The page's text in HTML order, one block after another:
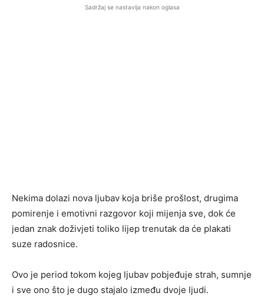
Sadržaj se nastavlja nakon oglasa
Nekima dolazi nova ljubav koja briše prošlost, drugima
pomirenje i emotivni razgovor koji mijenja sve, dok će
jedan znak doživjeti toliko lijep trenutak da će plakati
suze radosnice.
Ovo je period tokom kojeg ljubav pobjeđuje strah, sumnje
i sve ono što je dugo stajalo između dvoje ljudi.